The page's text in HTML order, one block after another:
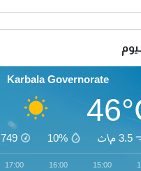
Karbala Governorate
3.5 م\ث 10%
749
15:00
16:00
17:00